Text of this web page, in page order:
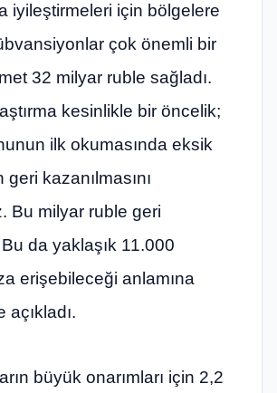
iyileştirmeleri için bölgelere
çok önemli bir
32 ​​milyar ruble sağladı.
kesinlikle bir öncelik;
ilk okumasında eksik
geri kazanılmasını
Bu milyar ruble geri
Bu da yaklaşık 11.000
erişebileceği anlamına
açıkladı.
büyük onarımları için 2,2